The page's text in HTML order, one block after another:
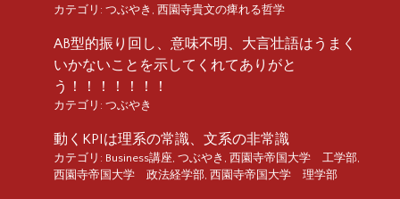
カテゴリ: つぶやき 西園寺貴文の痺れる哲学
AB型的振り回し、意味不明、大言壮語はうまく
いかないことを示してくれてありがと
う！！！！！！！
カテゴリ: つぶやき
動くKPIは理系の常識、文系の非常識
カテゴリ: Business講座 つぶやき 西園寺帝国大学 工学部
西園寺帝国大学 政法経学部 西園寺帝国大学 理学部